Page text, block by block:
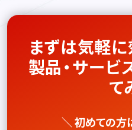
まずは気軽に
製品・サービ
て
＼ 初めての方